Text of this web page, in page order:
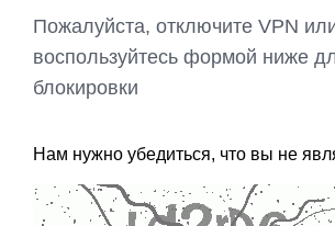
Пожалуйста, отключите VPN
воспользуйтесь формой ниже
блокировки
Нам нужно убедиться, что вы не